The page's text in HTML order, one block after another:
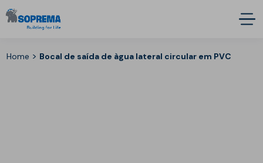
Home > Bocal de saída de àgua lateral circular em PVC